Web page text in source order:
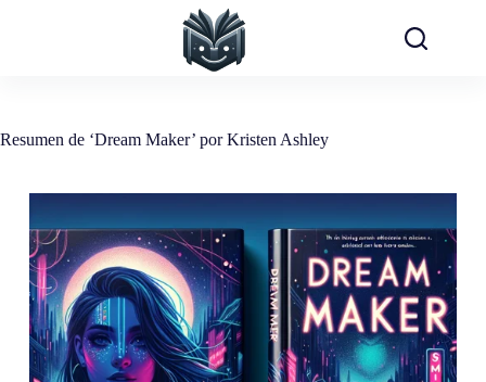
Resumen de ‘Dream Maker’ por Kristen Ashley